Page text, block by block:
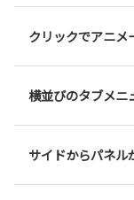
クリックでアニメ
横並びのタブメニ
サイドからパネル